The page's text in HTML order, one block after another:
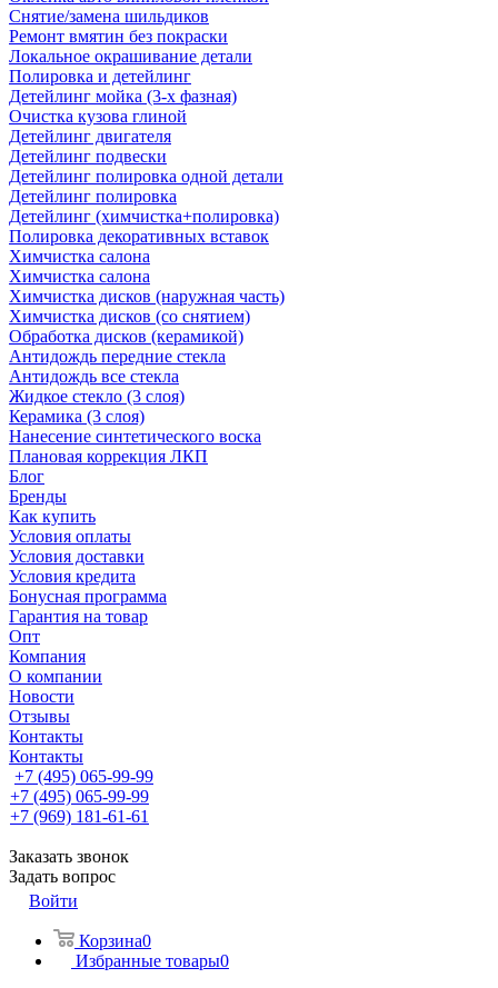
Снятие/замена шильдиков
Ремонт вмятин без покраски
Локальное окрашивание детали
Полировка и детейлинг
Детейлинг мойка (3-х фазная)
Очистка кузова глиной
Детейлинг двигателя
Детейлинг подвески
Детейлинг полировка одной детали
Детейлинг полировка
Детейлинг (химчистка+полировка)
Полировка декоративных вставок
Химчистка салона
Химчистка салона
Химчистка дисков (наружная часть)
Химчистка дисков (со снятием)
Обработка дисков (керамикой)
Антидождь передние стекла
Антидождь все стекла
Жидкое стекло (3 слоя)
Керамика (3 слоя)
Нанесение синтетического воска
Плановая коррекция ЛКП
Блог
Бренды
Как купить
Условия оплаты
Условия доставки
Условия кредита
Бонусная программа
Гарантия на товар
Опт
Компания
О компании
Новости
Отзывы
Контакты
Контакты
+7 (495) 065-99-99
+7 (495) 065-99-99
+7 (969) 181-61-61
Заказать звонок
Задать вопрос
Войти
Корзина0
Избранные товары0